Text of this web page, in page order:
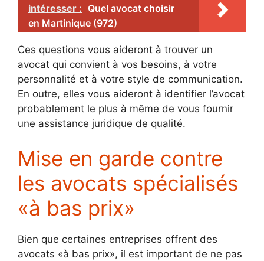
intéresser : Quel avocat choisir
en Martinique (972)
Ces questions vous aideront à trouver un
avocat qui convient à vos besoins, à votre
personnalité et à votre style de communication.
En outre, elles vous aideront à identifier l’avocat
probablement le plus à même de vous fournir
une assistance juridique de qualité.
Mise en garde contre
les avocats spécialisés
«à bas prix»
Bien que certaines entreprises offrent des
avocats «à bas prix», il est important de ne pas